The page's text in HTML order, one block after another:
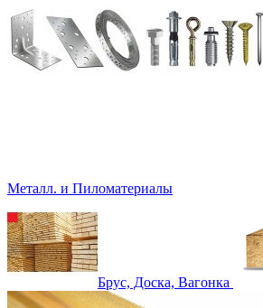
Металл. и Пиломатериалы
Брус, Доска, Вагонка